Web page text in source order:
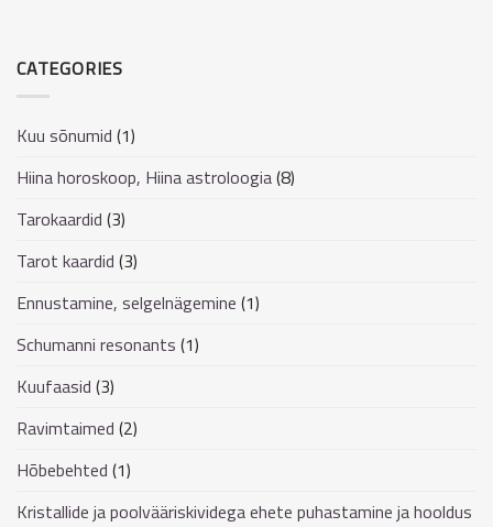
CATEGORIES
Kuu sõnumid (1)
Hiina horoskoop, Hiina astroloogia(8)
Tarokaardid (3)
Tarot kaardid (3)
Ennustamine, selgelnägemine (1)
Schumanni resonants (1)
Kuufaasid (3)
Ravimtaimed (2)
Hõbebehted (1)
Kristallide ja poolvääriskividega ehete puhastamine ja hooldus